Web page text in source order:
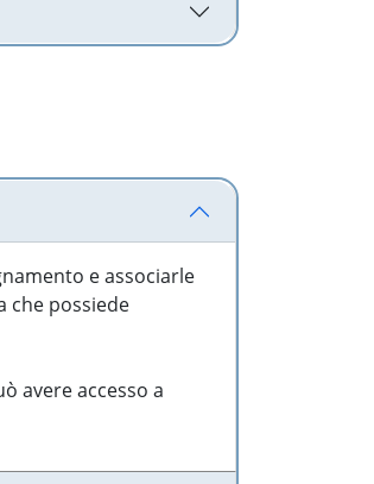
e associarle
che possiede
avere accesso a